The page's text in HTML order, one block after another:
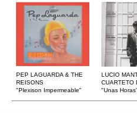
PEP LAGUARDA & THE
REISONS
"Plexison Impermeable"
LUCIO
CUARTETO
"Unas